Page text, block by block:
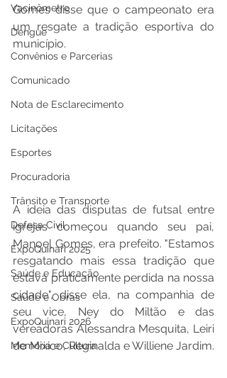
Vacinômetro
Dengue
Convênios e Parcerias
Comunicado
Nota de Esclarecimento
Licitações
Esportes
Procuradoria
Trânsito e Transporte
Defesa Civil
ExpoQuinari 2025
Saúde e Educação
Saúde e Obras
ExpoQuinari 2026
Memória e Cultura
Gomes disse que o campeonato era
um resgate a tradição esportiva do
município.
A ideia das disputas de futsal entre
igrejas começou quando seu pai,
Manoel Gomes, era prefeito. "Estamos
resgatando mais essa tradição que
estava praticamente perdida na nossa
cidade", disse ela, na companhia de
seu vice, Ney do Miltão e das
vereadoras Alessandra Mesquita, Leiri
do Mixico, Reginalda e Williene Jardim.